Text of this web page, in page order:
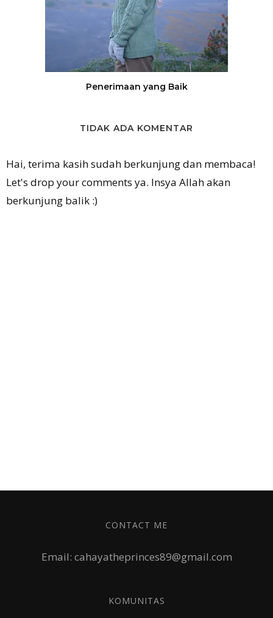
Penerimaan yang Baik
TIDAK ADA KOMENTAR
Hai, terima kasih sudah berkunjung dan membaca!
Let's drop your comments ya. Insya Allah akan
berkunjung balik :)
CONTACT ME
Email: cahayatheprinces89@gmail.com
KOMUNITAS